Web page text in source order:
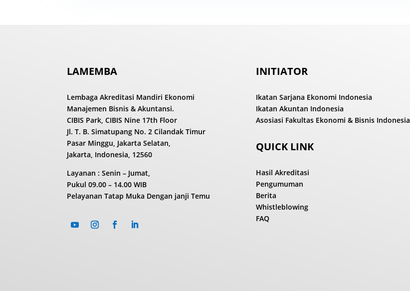
LAMEMBA
Lembaga Akreditasi Mandiri Ekonomi
Manajemen Bisnis & Akuntansi.
CIBIS Park, CIBIS Nine 17th Floor
Jl. T. B. Simatupang No. 2 Cilandak Timur
Pasar Minggu, Jakarta Selatan,
Jakarta, Indonesia, 12560
Layanan : Senin – Jumat,
Pukul09.00 – 14.00 WIB
Pelayanan Tatap Muka Dengan janji Temu
INITIATOR
Ikatan Sarjana Ekonomi Indonesia
Ikatan Akuntan Indonesia
Asosiasi Fakultas Ekonomi & Bisnis Indonesia
QUICK LINK
Hasil Akreditasi
Pengumuman
Berita
Whistleblowing
FAQ